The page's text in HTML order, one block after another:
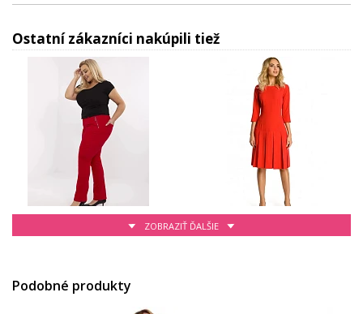
Ostatní zákazníci nakúpili tiež
ZOBRAZIŤ ĎALŠIE
Podobné produkty